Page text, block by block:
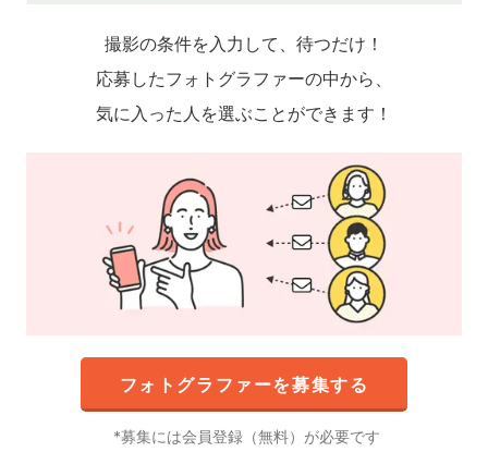
撮影の条件を入力して、待つだけ！
応募したフォトグラファーの中から、
気に入った人を選ぶことができます！
フォトグラファーを募集する
募集には会員登録（無料）が必要です